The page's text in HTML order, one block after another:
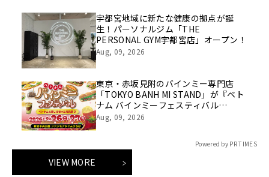
宇都宮地域に新たな健康の拠点が誕
生！パーソナルジム「THE
PERSONAL GYM宇都宮店」オープン！
Aug, 09, 2026
東京・赤坂見附のバインミー専門店
「TOKYO BANH MI STAND」が『ベト
ナム バインミーフェスティバル
2026』に出店決定！
Aug, 09, 2026
Powered by PR TIMES
VIEW MORE